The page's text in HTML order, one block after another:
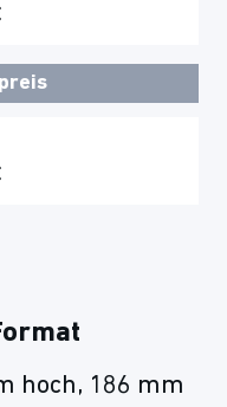
hoch, 186 mm